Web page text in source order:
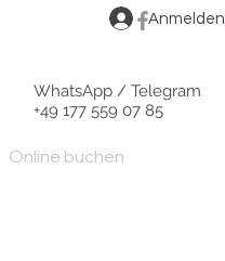
Anmelden
WhatsApp / Telegram
+49 177 559 07 85
Online buchen